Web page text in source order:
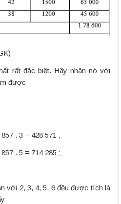
rất đặc biệt. Hãy nhân nó với
được
. 3 = 428 571 ;
. 5 = 714 285 ;
với 2, 3, 4, 5, 6 đều được tích là